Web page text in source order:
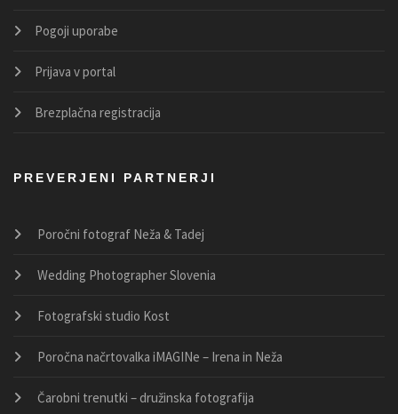
Pogoji uporabe
Prijava v portal
Brezplačna registracija
PREVERJENI PARTNERJI
Poročni fotograf Neža & Tadej
Wedding Photographer Slovenia
Fotografski studio Kost
Poročna načrtovalka iMAGINe – Irena in Neža
Čarobni trenutki – družinska fotografija